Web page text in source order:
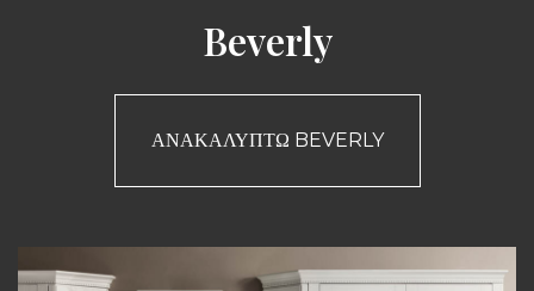
Beverly
ΑΝΑΚΑΛΎΠΤΩ BEVERLY